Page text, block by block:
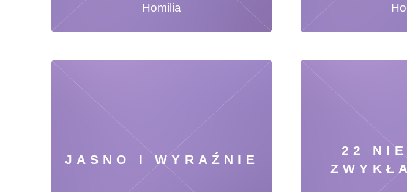
Homilia
JASNO I WYRAŹNIE
22